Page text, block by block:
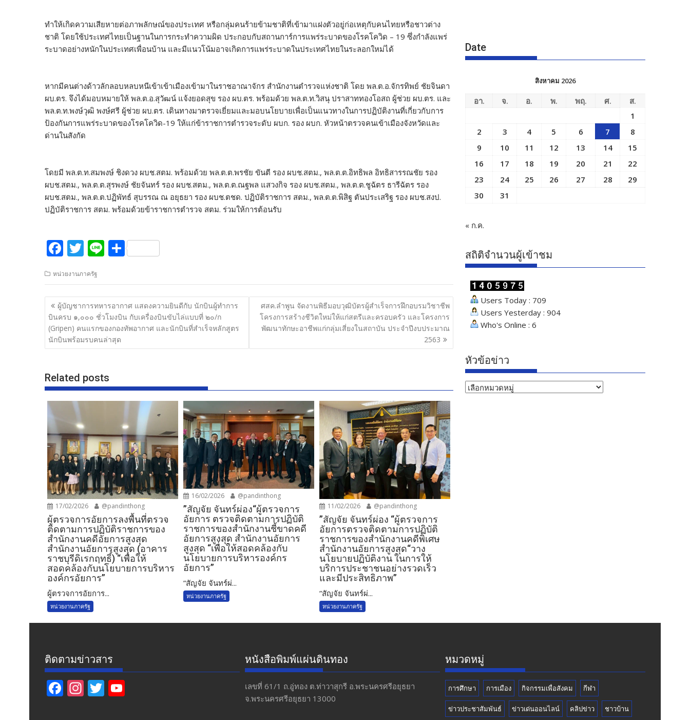
ทำให้เกิดความเสียหายต่อภาพลักษณ์ของประเทศ หรือกลุ่มคนร้ายข้ามชาติที่เข้ามาแฝงตัวอยู่ก่อเหตุกับคนไทยหรือชาวต่าง
ชาติ โดยใช้ประเทศไทยเป็นฐานในการกระทำความผิด ประกอบกับสถานการ์การแพร่ระบาดของโรคโควิด – 19 ซึ่งกำลังแพร่
ระบาดอย่างหนักในประเทศเพื่อนบ้าน และมีแนวโน้มอาจเกิดการแพร่ระบาดในประเทศไทยในระลอกใหม่ได้
หากมีคนต่างด้าวลักลอบหลบหนีเข้าเข้าเมืองเข้ามาในราชอาณาจักร สำนักงานตำรวจแห่งชาติ โดย พล.ต.อ.จักรทิพย์ ชัยจินดา
ผบ.ตร. จึงได้มอบหมายให้ พล.ต.อ.สุวัฒน์ แจ้งยอดสุข รอง ผบ.ตร. พร้อมด้วย พล.ต.ท.วิสนุ ปราสาททองโอสถ ผู้ช่วย ผบ.ตร. และ
พล.ต.ท.พงษ์วุฒิ พงษ์ศรี ผู้ช่วย ผบ.ตร. เดินทางมาตรวจเยี่ยมและมอบนโยบายเพื่อเป็นแนวทางในการปฏิบัติงานที่เกี่ยวกับการ
ป้องกันการแพร่ระบาดของโรคโควิด-19 ให้แก่ข้าราชการตำรวจระดับ ผบก. รอง ผบก. หัวหน้าตรวจคนเข้าเมืองจังหวัดและ
ด่านในสังกัด
โดยมี พล.ต.ท.สมพงษ์ ชิงดวง ผบช.สตม. พร้อมด้วย พล.ต.ต.พรชัย ขันตี รอง ผบช.สตม., พล.ต.ต.อิทธิพล อิทธิสารรณชัย รอง
ผบช.สตม., พล.ต.ต.สุรพงษ์ ชัยจันทร์ รอง ผบช.สตม., พล.ต.ต.ณฐพล แสวงกิจ รอง ผบช.สตม., พล.ต.ต.ชูฉัตร ธารีฉัตร รอง
ผบช.สตม., พล.ต.ต.ปฏิพัทธ์ สุบรรณ ณ อยุธยา รอง ผบช.ตชด. ปฏิบัติราชการ สตม., พล.ต.ต.พิสิฐ ตันประเสริฐ รอง ผบช.สงป.
ปฏิบัติราชการ สตม. พร้อมด้วยข้าราชการตำรวจ สตม. ร่วมให้การต้อนรับ
F
e
b
o
o
k
T
itt
er
Li
e
S
ar
e
หน่วยงานภาครัฐ
แนะแนว
เรื่อง
ผู้บัญชาการทหารอากาศ แสดงความยินดีกับ นักบินผู้ทำการ
บินครบ ๑,๐๐๐ ชั่วโมงบิน กับเครื่องบินขับไล่แบบที่ ๒๐/ก
(Gripen) คนแรกของกองทัพอากาศ และนักบินที่สำเร็จหลักสูตร
นักบินพร้อมรบคนล่าสุด
ศสค.ลำพูน จัดงานพิธีมอบวุฒิบัตรผู้สำเร็จการฝึกอบรมวิชาชีพ
โครงการสร้างชีวิตใหม่ให้แก่สตรีและครอบครัว และโครงการ
พัฒนาทักษะอาชีพแก่กลุ่มเสี่ยงในสถาบัน ประจำปีงบประมาณ
2563
Related posts
17/02/2026 @pandinthong
ผู้ตรวจการอัยการลงพื้นที่ตรวจ
ติดตามการปฏิบัติราชการของ
สำนักงานคดีอัยการสูงสุด
สำนักงานอัยการสูงสุด (อาคาร
ราชบุรีดิเรกฤทธิ์) “เพื่อให้
สอดคล้องกับนโยบายการบริหาร
องค์กรอัยการ”
ผู้ตรวจการอัยการ...
หน่วยงานภาครัฐ
16/02/2026 @pandinthong
”สัญจัย จันทร์ผ่อง“ผู้ตรวจการ
อัยการ ตรวจติดตามการปฏิบัติ
ราชการของสำนักงานชี้ขาดคดี
อัยการสูงสุด สำนักงานอัยการ
สูงสุด “เพื่อให้สอดคล้องกับ
นโยบายการบริหารองค์กร
อัยการ”
”สัญจัย จันทร์ผ่...
หน่วยงานภาครัฐ
11/02/2026 @pandinthong
”สัญจัย จันทร์ผ่อง “ผู้ตรวจการ
อัยการตรวจติดตามการปฏิบัติ
ราชการของสำนักงานคดีพิเศษ
สำนักงานอัยการสูงสุด“วาง
นโยบายปฏิบัติงาน ในการให้
บริการประชาชนอย่างรวดเร็ว
และมีประสิทธิภาพ”
”สัญจัย จันทร์ผ่...
หน่วยงานภาครัฐ
Date
สิงหาคม 2026
อา. จ. อ. พ. พฤ. ศ.
ส.
1
2
3 4 5 6 7
8
9
10 11 12 13 14
15
16
17 18 19 20 21
22
23
24 25 26 27 28
29
30
31
« ก.ค.
สถิติจำนวนผู้เข้าชม
Users Today : 709
Users Yesterday : 904
Who's Online : 6
หัวข้อข่าว
หัวข้อ
ติดตามข่าวสาร
F In T
หนังสือพิมพ์แผ่นดินทอง
เลขที่ 61/1 ถ.อู่ทอง​ ต.​ท่าวาสุกรี​ อ.พระนครศรีอยุธยา​
จ.พระนครศรีอยุธยา 13000
หมวดหมู่
การศึกษา การเมือง กิจกรรมเพื่อสังคม กีฬา
ข่าวประชาสัมพันธ์ ข่าวเด่นออนไลน์ คลิปข่าว ชาวบ้าน